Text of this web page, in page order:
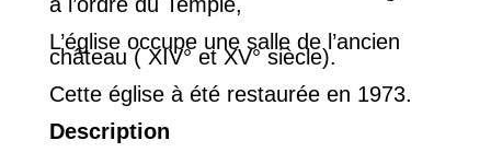
L’église occupe une salle de l’ancien
château ( XIV° et XV° siècle).
Cette église à été restaurée en 1973.
Description